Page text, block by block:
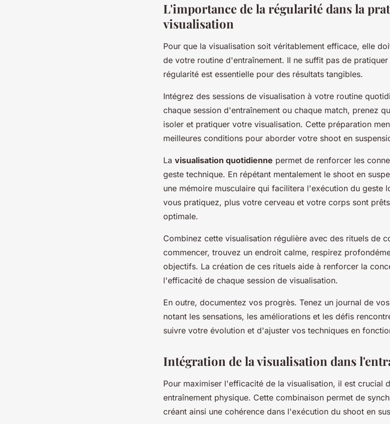
L'importance de la régularité dans la
visualisation
Pour que la visualisation soit véritablement efficace, elle
de votre routine d'entraînement. Il ne suffit pas de
régularité est essentielle pour des résultats tangibles.
Intégrez des sessions de visualisation à votre routine
chaque session d'entraînement ou chaque match, prenez
isoler et pratiquer votre visualisation. Cette préparation
meilleures conditions pour aborder votre shoot en
La visualisation quotidienne permet de renforcer les
geste technique. En répétant mentalement le shoot en
une mémoire musculaire qui facilitera l'exécution du geste
vous pratiquez, plus votre cerveau et votre corps sont
optimale.
Combinez cette visualisation régulière avec des rituels de
commencer, trouvez un endroit calme, respirez
objectifs. La création de ces rituels aide à renforcer la
l'efficacité de chaque session de visualisation.
En outre, documentez vos progrès. Tenez un journal de
notant les sensations, les améliorations et les défis
suivre votre évolution et d'ajuster vos techniques en
Intégration de la visualisation dans
Pour maximiser l'efficacité de la visualisation, il est crucial
entraînement physique. Cette combinaison permet de
créant ainsi une cohérence dans l'exécution du shoot en